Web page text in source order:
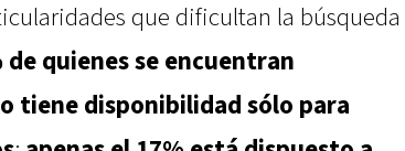
que dificultan la búsqueda
de quienes se encuentran
tiene disponibilidad sólo para